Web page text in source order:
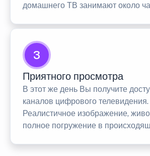
домашнего ТВ занимают около
3
Приятного просмотра
В этот же день Вы получите
каналов цифрового телевидения.
Реалистичное изображение,
полное погружение в